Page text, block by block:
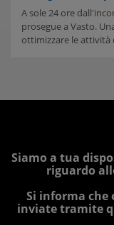
A sole 24 ore
prosegue a Vasto.
ottimizzare le attività
Siamo a tua
riguardo
Si informa che
inviate tramite